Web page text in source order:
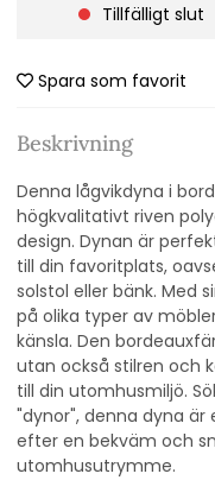
Tillfälligt slut
Spara som favorit
Beskrivning
Denna lågvikdyna i
högkvalitativt riven
design. Dynan är
till din favoritplats,
solstol eller bänk. Med
på olika typer av
känsla. Den
utan också stilren och
till din utomhusmiljö.
"dynor", denna dyna
efter en bekväm och
utomhusutrymme.